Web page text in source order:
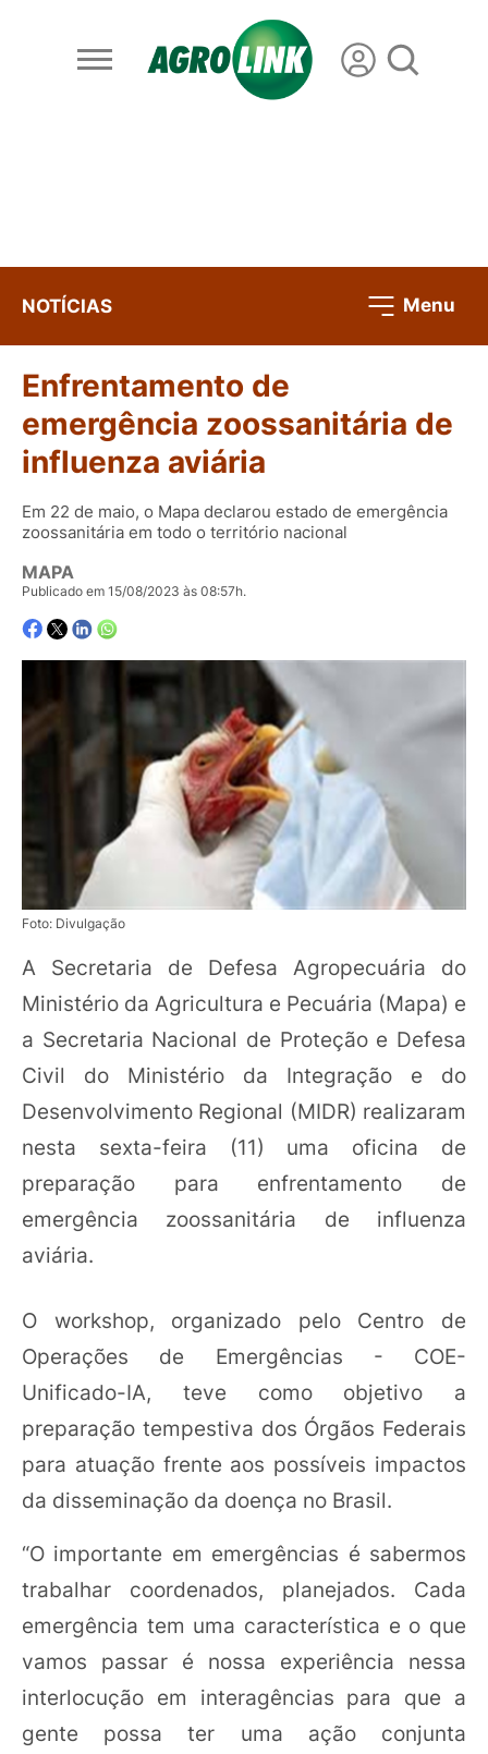
NOTÍCIAS Menu
Enfrentamento de
emergência zoossanitária de
influenza aviária
Em 22 de maio, o Mapa declarou estado de emergência
zoossanitária em todo o território nacional
MAPA
Publicado em 15/08/2023 às 08:57h.
Foto: Divulgação
A Secretaria de Defesa Agropecuária do
Ministério da Agricultura e Pecuária (Mapa) e
a Secretaria Nacional de Proteção e Defesa
Civil do Ministério da Integração e do
Desenvolvimento Regional (MIDR) realizaram
nesta sexta-feira (11) uma oficina de
preparação para enfrentamento de
emergência zoossanitária de influenza
aviária.
O workshop, organizado pelo Centro de
Operações de Emergências - COE-
Unificado-IA, teve como objetivo a
preparação tempestiva dos Órgãos Federais
para atuação frente aos possíveis impactos
da disseminação da doença no Brasil.
“O importante em emergências é sabermos
trabalhar coordenados, planejados. Cada
emergência tem uma característica e o que
vamos passar é nossa experiência nessa
interlocução em interagências para que a
gente possa ter uma ação conjunta